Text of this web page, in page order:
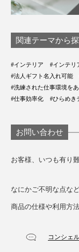
縦の円柱バーは、
ものを置くスペー
関連テーマから探
#インテリア #インテリ
#法人ギフト名入れ可能
#洗練された仕事環境を
#仕事効率化
#ひらめき
お問い合わせ
お客様、いつも有り
なにかご不明な点な
商品の仕様や利用方
コンシェ